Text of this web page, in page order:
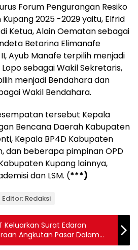
Forum Pengurangan Resiko
2025 -2029 yaitu, Elfrid
Ketua, Alain Oematan sebagai
Betarina Elimanafe
Ayub Manafe terpilih menjadi
sebagai Wakil Sekretaris,
menjadi Bendahara dan
Wakil Bendahara.
tersebut Kepala
Bencana Daerah Kabupaten
Kepala BP4D Kabupaten
dan beberapa pimpinan OPD
Kupang lainnya,
dan LSM. (***)
Editor: Redaksi
Keluarkan Surat Edaran
Angkutan Pasar Dalam